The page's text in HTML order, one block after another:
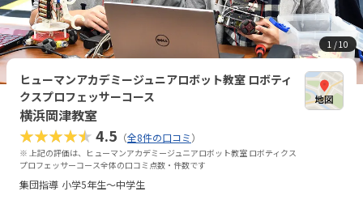
1 / 10
ヒューマンアカデミージュニアロボット教室 ロボティ
クスプロフェッサーコース
横浜岡津教室
★★★★★4.5 （全8件の口コミ）
※ 上記の評価は、ヒューマンアカデミージュニアロボット教室 ロボティクス
プロフェッサーコース全体の口コミ点数・件数です
集団指導 小学5年生～中学生